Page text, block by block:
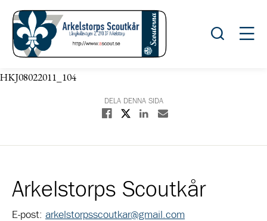
Öppna
HKJ08022011_104
DELA DENNA SIDA
Dela på Facebook
Dela på XDela på Linkedin
Dela med E-post
Arkelstorps Scoutkår
E-post: arkelstorpsscoutkar@gmail.com